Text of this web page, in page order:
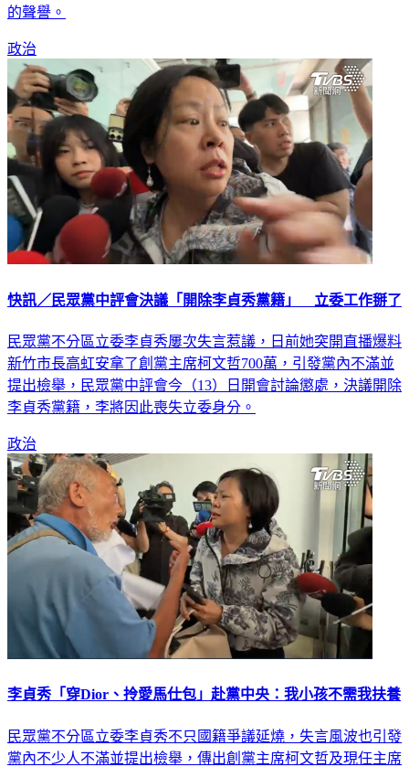
的聲譽。
政治
快訊／民眾黨中評會決議「開除李貞秀黨籍」 立委工作掰了
民眾黨不分區立委李貞秀屢次失言惹議，日前她突開直播爆料
新竹市長高虹安拿了創黨主席柯文哲700萬，引發黨內不滿並
提出檢舉，民眾黨中評會今（13）日開會討論懲處，決議開除
李貞秀黨籍，李將因此喪失立委身分。
政治
李貞秀「穿Dior、拎愛馬仕包」赴黨中央：我小孩不需我扶養
民眾黨不分區立委李貞秀不只國籍爭議延燒，失言風波也引發
黨內不少人不滿並提出檢舉，傳出創黨主席柯文哲及現任主席